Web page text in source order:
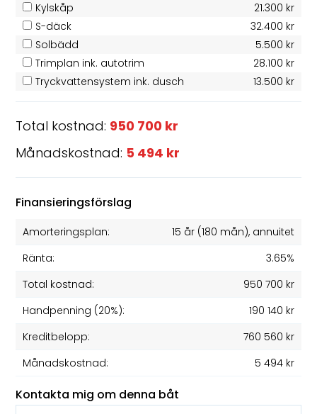
Kylskåp
21.300 kr
S-däck
32.400 kr
Solbädd
5.500 kr
Trimplan ink. autotrim
28.100 kr
Tryckvattensystem ink. dusch
13.500 kr
Total kostnad: 950 700 kr
Månadskostnad: 5 494 kr
Finansieringsförslag
Amorteringsplan: 15 år(180 mån), annuitet
Ränta:
3.65%
Total kostnad:
950 700 kr
Handpenning (20%):
190 140 kr
Kreditbelopp:
760 560 kr
Månadskostnad:
5 494 kr
Kontakta mig om denna båt